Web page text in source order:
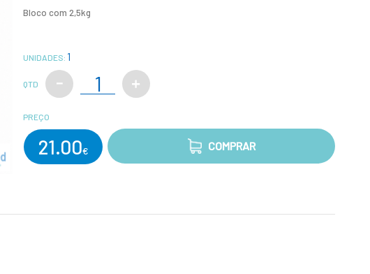
Bloco com 2,5kg
UNIDADES: 1
QTD
PREÇO
21.00€ COMPRAR